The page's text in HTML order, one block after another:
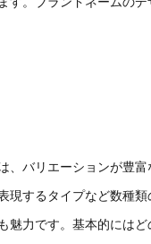
、バリエーションが豊
現するタイプなど数種
魅力です。基本的には